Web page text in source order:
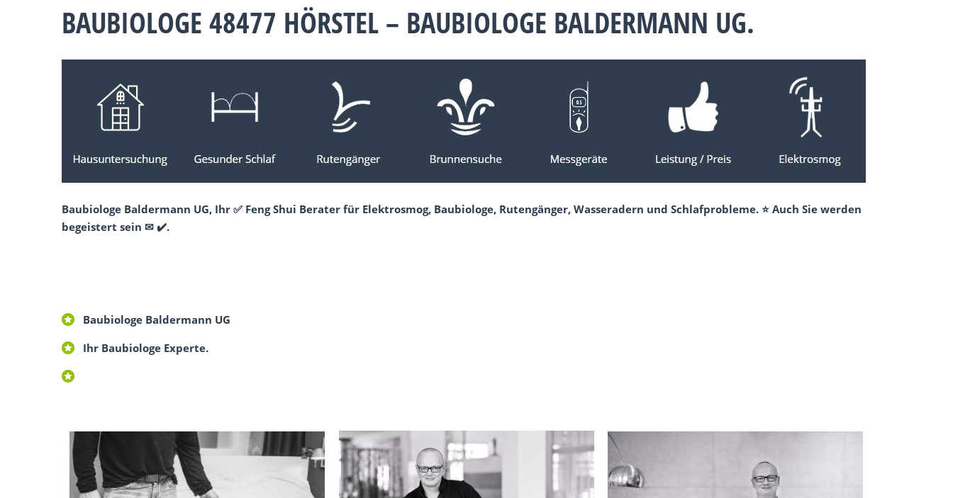
BAUBIOLOGE 48477 HÖRSTEL – BAUBIOLOGE BALDERMANN UG.
Baubiologe Baldermann UG, Ihr ✅ Feng Shui Berater für Elektrosmog, Baubiologe, Rutengänger, Wasseradern und Schlafprobleme. ⭐ Auch Sie werden
begeistert sein ✉ ✔️.
Baubiologe Baldermann UG
Ihr Baubiologe Experte.